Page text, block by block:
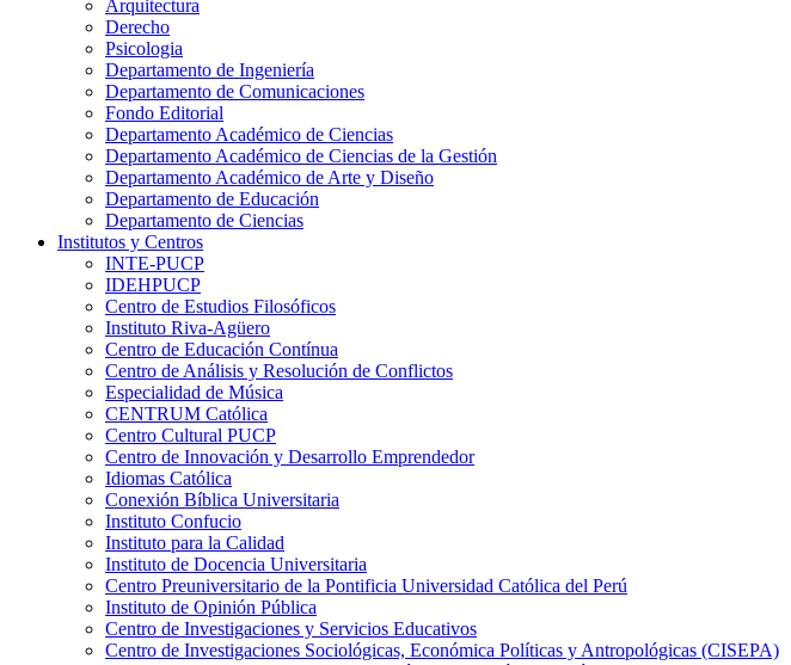
Arquitectura
Derecho
Psicologia
Departamento de Ingeniería
Departamento de Comunicaciones
Fondo Editorial
Departamento Académico de Ciencias
Departamento Académico de Ciencias de la Gestión
Departamento Académico de Arte y Diseño
Departamento de Educación
Departamento de Ciencias
Institutos y Centros
INTE-PUCP
IDEHPUCP
Centro de Estudios Filosóficos
Instituto Riva-Agüero
Centro de Educación Contínua
Centro de Análisis y Resolución de Conflictos
Especialidad de Música
CENTRUM Católica
Centro Cultural PUCP
Centro de Innovación y Desarrollo Emprendedor
Idiomas Católica
Conexión Bíblica Universitaria
Instituto Confucio
Instituto para la Calidad
Instituto de Docencia Universitaria
Centro Preuniversitario de la Pontificia Universidad Católica del Perú
Instituto de Opinión Pública
Centro de Investigaciones y Servicios Educativos
Centro de Investigaciones Sociológicas, Económica Políticas y Antropológicas (CISEPA)